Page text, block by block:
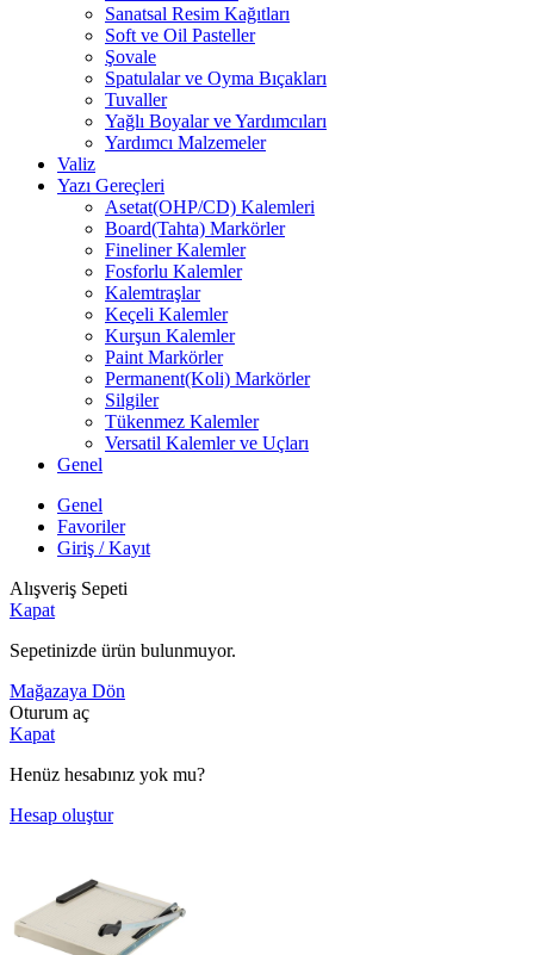
Sanatsal Resim Kağıtları
Soft ve Oil Pasteller
Şovale
Spatulalar ve Oyma Bıçakları
Tuvaller
Yağlı Boyalar ve Yardımcıları
Yardımcı Malzemeler
Valiz
Yazı Gereçleri
Asetat(OHP/CD) Kalemleri
Board(Tahta) Markörler
Fineliner Kalemler
Fosforlu Kalemler
Kalemtraşlar
Keçeli Kalemler
Kurşun Kalemler
Paint Markörler
Permanent(Koli) Markörler
Silgiler
Tükenmez Kalemler
Versatil Kalemler ve Uçları
Genel
Genel
Favoriler
Giriş / Kayıt
Alışveriş Sepeti
Kapat
Sepetinizde ürün bulunmuyor.
Mağazaya Dön
Oturum aç
Kapat
Henüz hesabınız yok mu?
Hesap oluştur